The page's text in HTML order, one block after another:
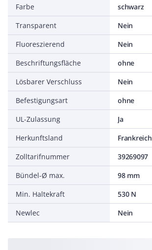
Farbe
schwarz
Transparent
Nein
Fluoreszierend
Nein
Beschriftungsfläche
ohne
Lösbarer Verschluss
Nein
Befestigungsart
ohne
UL-Zulassung
Ja
Herkunftsland
Frankreich
Zolltarifnummer
39269097
Bündel-Ø max.
98 mm
Min. Haltekraft
530 N
Newlec
Nein